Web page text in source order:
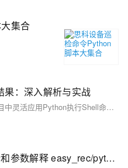
集合
：深入解析与实战
通过以上内容，开发者可以在实际项目中灵活应用Python执行Shell命令，实现各种自动化任务，提高开发和运维效率。
EasyRec用于特征选择的命令和参数解释 easy_rec/python/tools/feature_selection.py